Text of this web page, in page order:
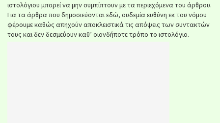
ιστολόγιου μπορεί να μην συμπίπτουν με τα περιεχόμενα του άρθρου.
Για τα άρθρα που δημοσιεύονται εδώ, ουδεμία ευθύνη εκ του νόμου
φέρουμε καθώς απηχούν αποκλειστικά τις απόψεις των συντακτών
τους και δεν δεσμεύουν καθ’ οιονδήποτε τρόπο το ιστολόγιο.